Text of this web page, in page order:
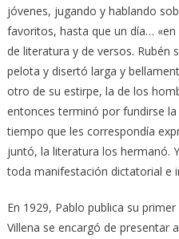
jóvenes, jugando y hablando
favoritos, hasta que un día…
de literatura y de versos. Rubén
pelota y disertó larga y
otro de su estirpe, la de los
entonces terminó por fundirse
tiempo que les correspondía
juntó, la literatura los hermanó.
toda manifestación dictatorial e
En 1929, Pablo publica su
Villena se encargó de presentar